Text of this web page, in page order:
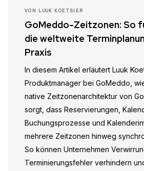
VON LUUK KOETSIER
GoMeddo-Zeitzonen: So
die weltweite
Praxis
In diesem Artikel erläutert Luuk
Produktmanager bei GoMeddo,
native Zeitzonenarchitektur von
sorgt, dass Reservierungen,
Buchungsprozesse und
mehrere Zeitzonen hinweg
So können Unternehmen
Terminierungsfehler verhindern